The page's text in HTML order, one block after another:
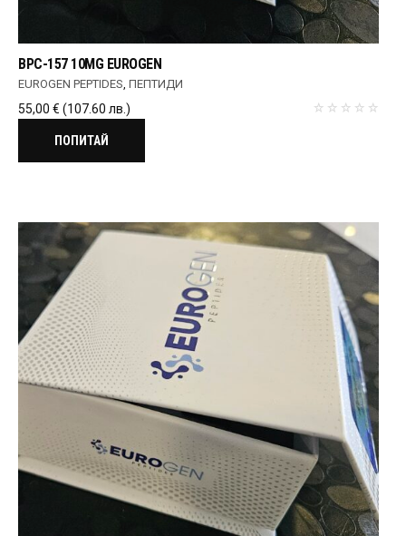
BPC-157 10MG EUROGEN
EUROGEN PEPTIDES,ПЕПТИДИ
55,00 € (107.60 лв.)
ПОПИТАЙ